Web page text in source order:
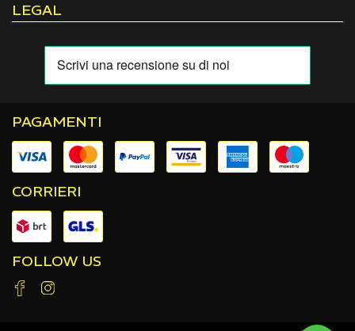
LEGAL
PAGAMENTI
CORRIERI
FOLLOW US